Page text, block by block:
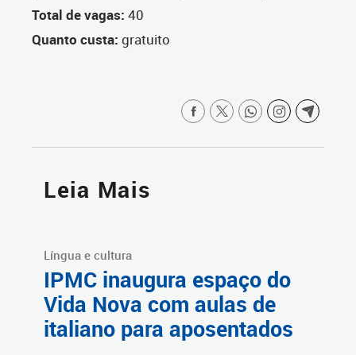
Total de vagas: 40
Quanto custa: gratuito
Leia Mais
Língua e cultura
IPMC inaugura espaço do
Vida Nova com aulas de
italiano para aposentados